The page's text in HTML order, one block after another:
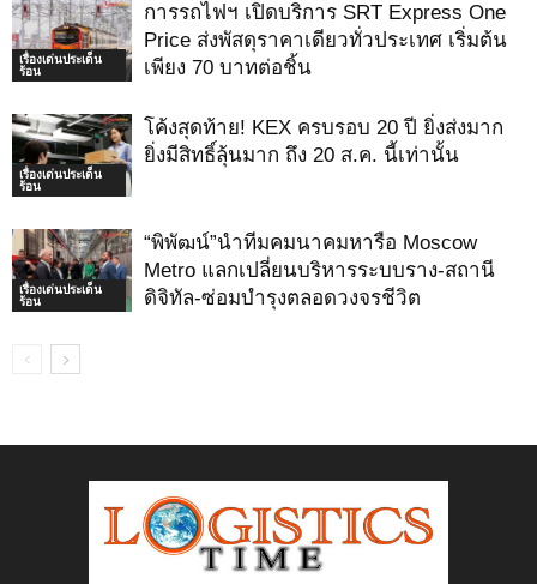
เรื่องเด่นประเด็น
ร้อน
การรถไฟฯ เปิดบริการ SRT Express One
Price ส่งพัสดุราคาเดียวทั่วประเทศ เริ่มต้น
เพียง 70 บาทต่อชิ้น
เรื่องเด่นประเด็น
ร้อน
โค้งสุดท้าย! KEX ครบรอบ 20 ปี ยิ่งส่งมาก
ยิ่งมีสิทธิ์ลุ้นมาก ถึง 20 ส.ค. นี้เท่านั้น
เรื่องเด่นประเด็น
ร้อน
“พิพัฒน์”นำทีมคมนาคมหารือ Moscow
Metro แลกเปลี่ยนบริหารระบบราง-สถานี
ดิจิทัล-ซ่อมบำรุงตลอดวงจรชีวิต